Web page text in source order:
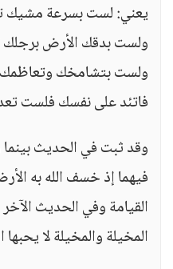
يعني: لست بسرعة مشيك
ولست بدقك الأرض
ولست بتشامخك وتعاظمك
فاتئد على نفسك فلست
وقد ثبت في الحديث
فيهما إذ خسف الله به
القيامة وفي الحديث الآخر
المخيلة والمخيلة لا يحبها